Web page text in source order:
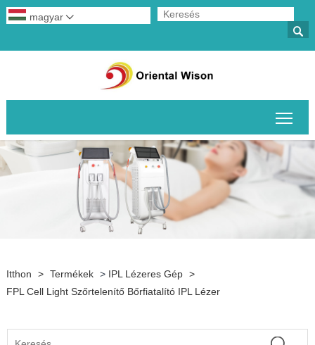

magyar 
Itthon > Termékek > IPL Lézeres Gép >
FPL Cell Light Szőrtelenítő Bőrfiatalító IPL Lézer